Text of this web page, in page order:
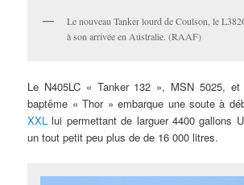
Le nouveau Tanker lourd de Coulson, le
à son arrivée en Australie. (RAAF)
Le N405LC « Tanker 132 », MSN 5025,
baptême « Thor » embarque une soute à
XXL lui permettant de larguer 4400 gallons
un tout petit peu plus de de 16 000 litres.